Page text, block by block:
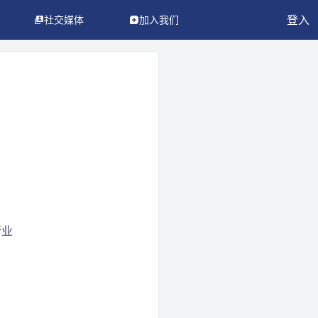
社交媒体 加入我们 登入